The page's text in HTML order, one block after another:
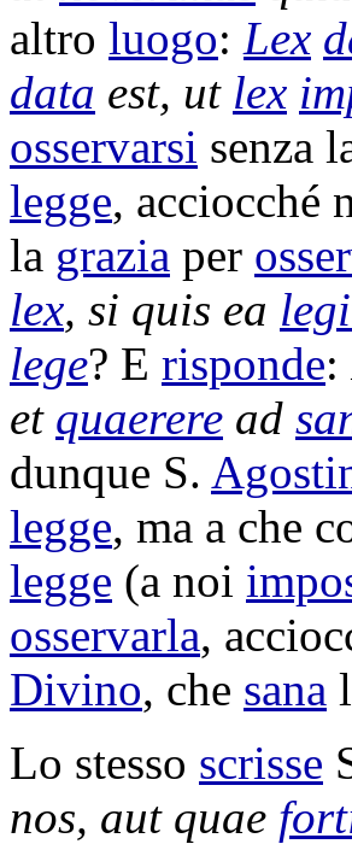
altro luogo: Lex
data est, ut lex
osservarsi senza
legge, acciocché
la grazia per
lex, si quis ea
lege? E risponde:
et quaerere ad
dunque S.
legge, ma a che
legge (a noi
osservarla,
Divino, che sana
Lo stesso scrisse
nos, aut quae